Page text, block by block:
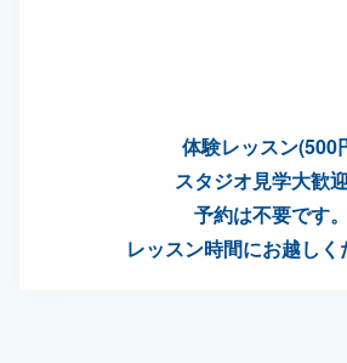
体験レッスン(500
スタジオ見学大歓
予約は不要です。
レッスン時間にお越しく